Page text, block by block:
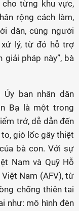
từng khu vực,
rộng cách làm,
dân, cùng người
xử lý, từ đó hỗ trợ
pháp này”, bà
Ủy ban nhân dân
Bạ là một trong
trở, dễ dẫn đến
gió lốc gây thiệt
bà con. Với sự
Nam và Quỹ Hỗ
Nam (AFV), từ
chống thiên tai
như: mô hình đèn